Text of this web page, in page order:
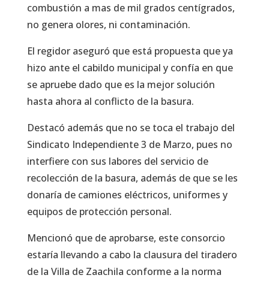
combustión a mas de mil grados centígrados,
no genera olores, ni contaminación.
El regidor aseguró que está propuesta que ya
hizo ante el cabildo municipal y confía en que
se apruebe dado que es la mejor solución
hasta ahora al conflicto de la basura.
Destacó además que no se toca el trabajo del
Sindicato Independiente 3 de Marzo, pues no
interfiere con sus labores del servicio de
recolección de la basura, además de que se les
donaría de camiones eléctricos, uniformes y
equipos de protección personal.
Mencionó que de aprobarse, este consorcio
estaría llevando a cabo la clausura del tiradero
de la Villa de Zaachila conforme a la norma